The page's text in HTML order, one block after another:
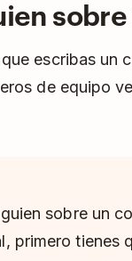
escribas un
de equipo
sobre un
primero tienes